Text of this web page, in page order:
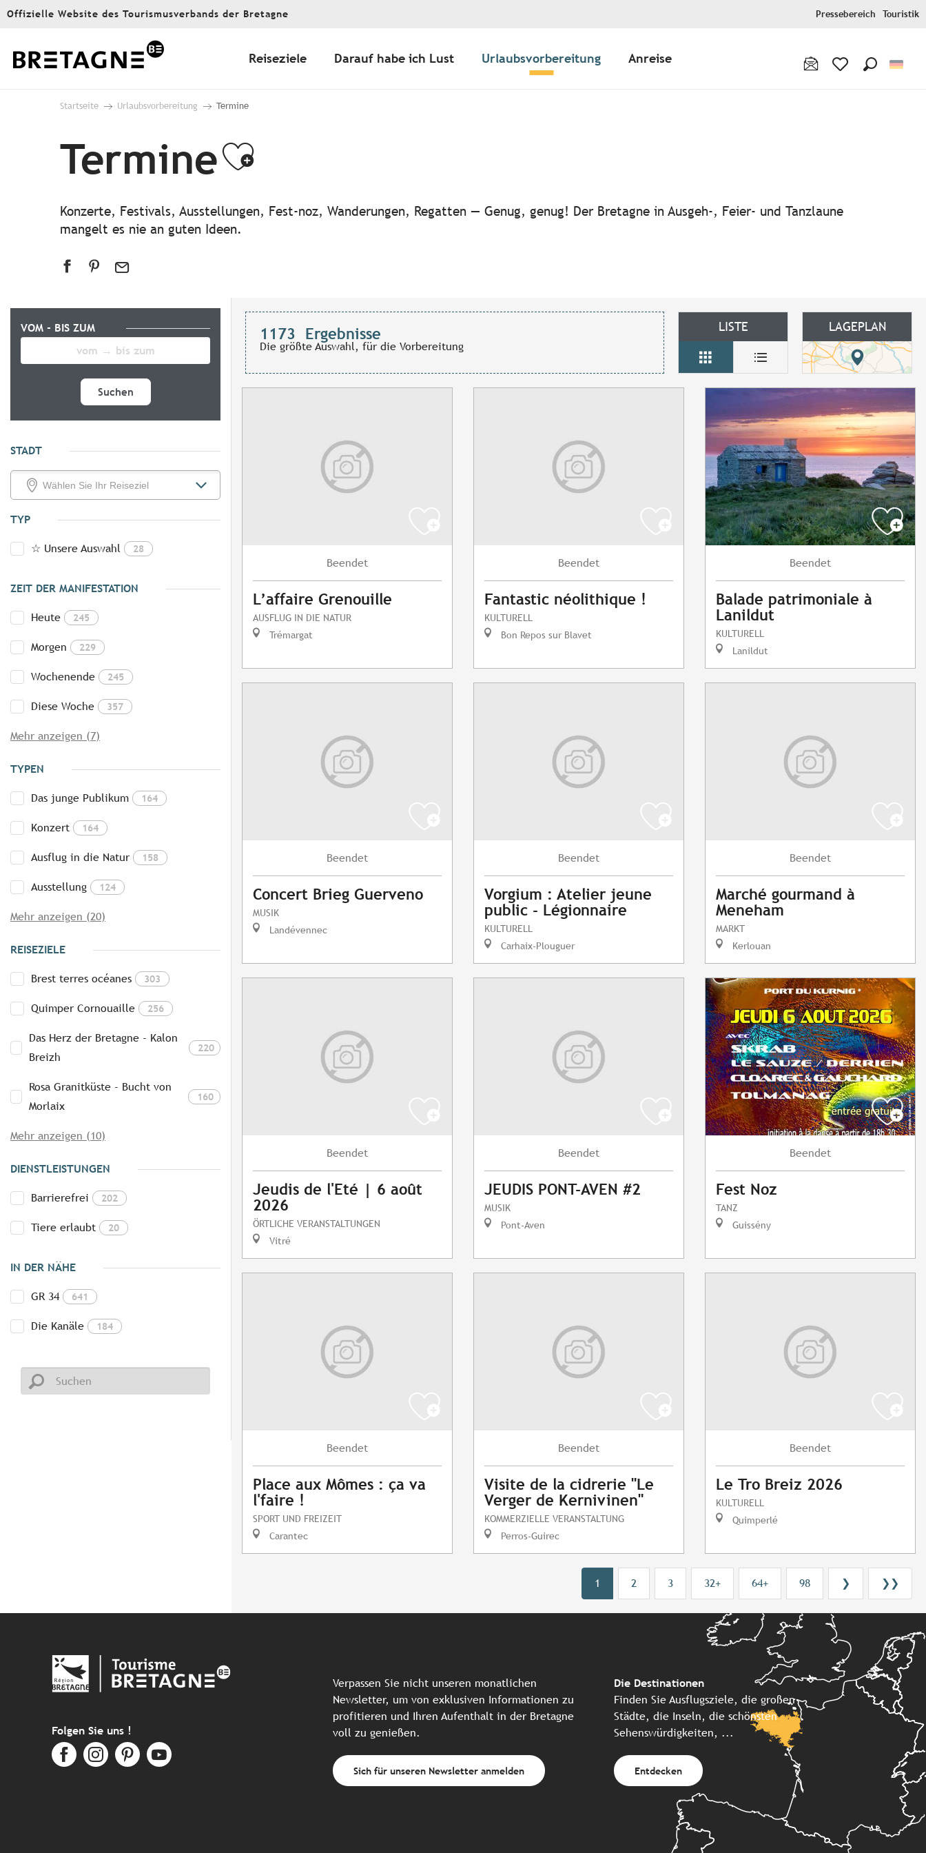
Aller
principal
Offizielle Website des Tourismusverbands der Bretagne Pressebereich Touristik
Reiseziele Darauf habe ich Lust Urlaubsvorbereitung Anreise
Startseite Urlaubsvorbereitung Termine
TermineAjouter aux favoris
Konzerte, Festivals, Ausstellungen, Fest-noz, Wanderungen, Regatten — Genug, genug! Der Bretagne in Ausgeh-, Feier- und Tanzlaune
mangelt es nie an guten Ideen.
VOM - BIS ZUM
Suchen
STADT
TYP
☆ Unsere Auswahl 28
ZEIT DER MANIFESTATION
Heute 245
Morgen 229
Wochenende 245
Diese Woche 357
Mehr anzeigen (7)
TYPEN
Das junge Publikum 164
Konzert 164
Ausflug in die Natur 158
Ausstellung 124
Mehr anzeigen (20)
REISEZIELE
Brest terres océanes 303
Quimper Cornouaille 256
Das Herz der Bretagne - Kalon
Breizh
220
Rosa Granitküste - Bucht von
Morlaix
160
Mehr anzeigen (10)
DIENSTLEISTUNGEN
Barrierefrei 202
Tiere erlaubt 20
IN DER NÄHE
GR 34 641
Die Kanäle 184
1173 Ergebnisse
Die größte Auswahl, für die Vorbereitung
LISTE LAGEPLAN
Beendet
L’affaire Grenouille
AUSFLUG IN DIE NATUR
Trémargat
Beendet
Fantastic néolithique !
KULTURELL
Bon Repos sur Blavet
Beendet
Balade patrimoniale à
Lanildut
KULTURELL
Lanildut
Beendet
Concert Brieg Guerveno
MUSIK
Landévennec
Beendet
Vorgium : Atelier jeune
public - Légionnaire
KULTURELL
Carhaix-Plouguer
Beendet
Marché gourmand à
Meneham
MARKT
Kerlouan
Beendet
Jeudis de l'Eté | 6 août
2026
ÖRTLICHE VERANSTALTUNGEN
Vitré
Beendet
JEUDIS PONT-AVEN #2
MUSIK
Pont-Aven
Beendet
Fest Noz
TANZ
Guissény
Beendet
Place aux Mômes : ça va
l'faire !
SPORT UND FREIZEIT
Carantec
Beendet
Visite de la cidrerie "Le
Verger de Kernivinen"
KOMMERZIELLE VERANSTALTUNG
Perros-Guirec
Beendet
Le Tro Breiz 2026
KULTURELL
Quimperlé
1 2 3 32+ 64+ 98 ❯ ❯❯
Folgen Sie uns !
Verpassen Sie nicht unseren monatlichen
Newsletter, um von exklusiven Informationen zu
profitieren und Ihren Aufenthalt in der Bretagne
voll zu genießen.
Sich für unseren Newsletter anmelden
Die Destinationen
Finden Sie Ausflugsziele, die großen
Städte, die Inseln, die schönsten
Sehenswürdigkeiten, ...
Entdecken